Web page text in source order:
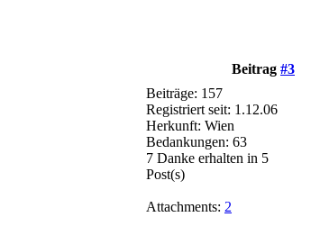
Beitrag #3
Beiträge: 157
Registriert seit: 1.12.06
Herkunft: Wien
Bedankungen: 63
7 Danke erhalten in 5
Post(s)
Attachments: 2